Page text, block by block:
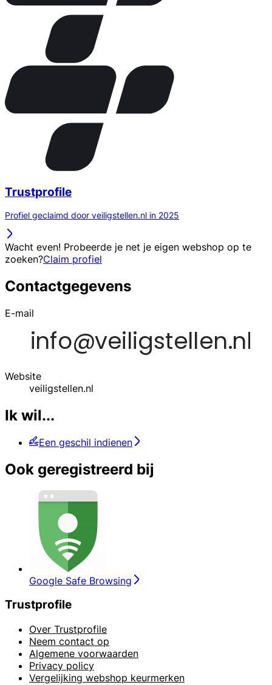
Trustprofile
Profiel geclaimd door veiligstellen.nl in 2025
Wacht even! Probeerde je net je eigen webshop op te
zoeken?Claim profiel
Contactgegevens
E-mail
Website
veiligstellen.nl
Ik wil...
Een geschil indienen
Ook geregistreerd bij
Google Safe Browsing
Trustprofile
Over Trustprofile
Neem contact op
Algemene voorwaarden
Privacy policy
Vergelijking webshop keurmerken